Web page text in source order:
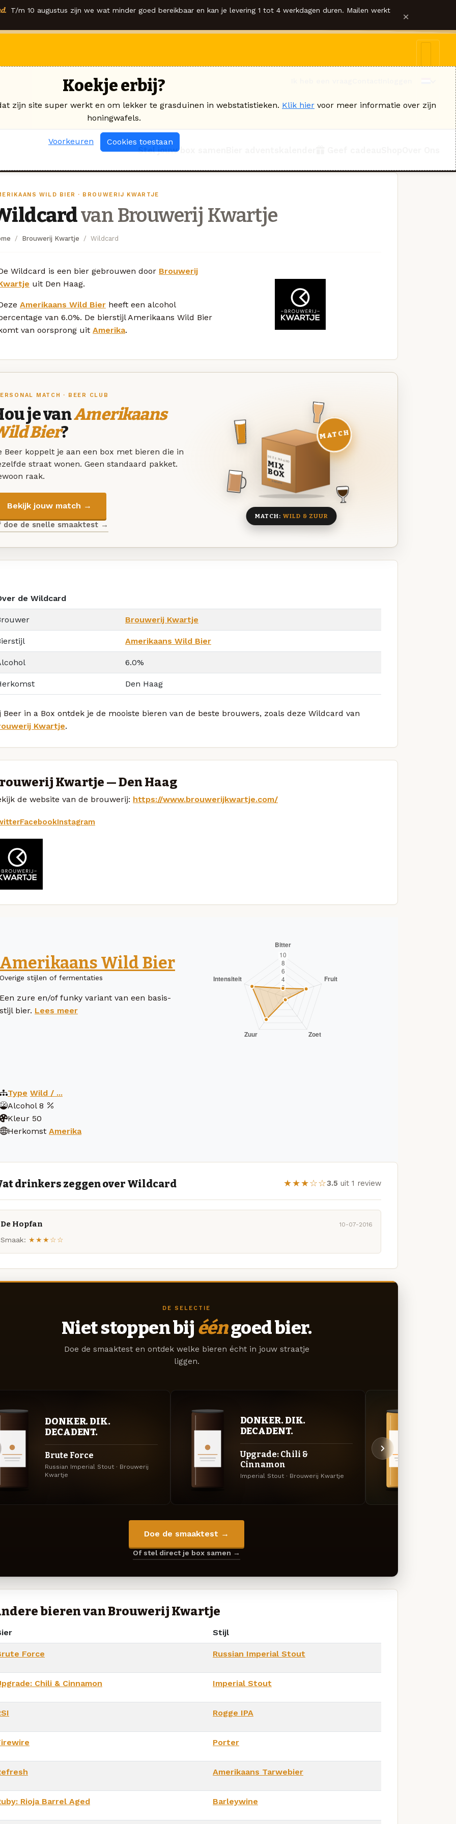
T/m 10 augustus zijn we wat minder goed bereikbaar en kan je levering 1 tot 4 werkdagen duren. Mailen werkt ×
Stel jouw box samen
WILD BIER · BROUWERIJ KWARTJE
van Brouwerij Kwartje
Brouwerij Kwartje Wildcard
Wildcard is een bier gebrouwen door Brouwerij
uit Den Haag.
Amerikaans Wild Bier heeft een alcohol
van 6.0%. De bierstijl Amerikaans Wild Bier
van oorsprong uit Amerika.
MATCH · BEER CLUB
je vanAmerikaans
Bier?
Beer koppelt je aan een box met bieren die in
straat wonen. Geen standaard pakket.
raak.
Bekijk jouw match →
doe de snelle smaaktest →
DEZE MAAND
MIX
BOX
8 BIEREN
MATCH
MATCH: WILD & ZUUR
de Wildcard
Brouwerij Kwartje
Amerikaans Wild Bier
6.0%
Den Haag
Beer in a Box ontdek je de mooiste bieren van de beste brouwers, zoals deze Wildcard van
Kwartje.
Kwartje — Den Haag
de website van de brouwerij: https://www.brouwerijkwartje.com/
FacebookInstagram
Amerikaans Wild Bier
Overige stijlen of fermentaties
Een zure en/of funky variant van een basis-
stijl bier. Lees meer
Type Wild / ...
Alcohol 8
Kleur 50
Herkomst Amerika
drinkers zeggen over Wildcard ★★★☆☆3.5 uit 1 review
De Hopfan 10-07-2016
Smaak: ★★★☆☆
DE SELECTIE
Niet stoppen bij ééngoed bier.
Doe de smaaktest en ontdek welke bieren écht in jouw straatje
liggen.
DONKER. DIK.
DECADENT.
Brute Force
Russian Imperial Stout · Brouwerij
Kwartje
DONKER. DIK.
DECADENT.
Upgrade: Chili &
Cinnamon
Imperial Stout · Brouwerij Kwartje
Doe de smaaktest →
Of stel direct je box samen →
bieren van Brouwerij Kwartje
Stijl
Force Russian Imperial Stout
Chili & Cinnamon Imperial Stout
Rogge IPA
Porter
Amerikaans Tarwebier
Rioja Barrel Aged Barleywine
Koekje erbij?
zijn site super werkt en om lekker te grasduinen in webstatistieken. Klik hier voor meer informatie over zijn
honingwafels.
Voorkeuren Cookies toestaan